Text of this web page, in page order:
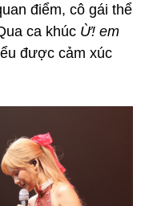
điểm, cô gái thể
ca khúc Ừ! em
được cảm xúc